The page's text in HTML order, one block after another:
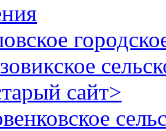
сайт>